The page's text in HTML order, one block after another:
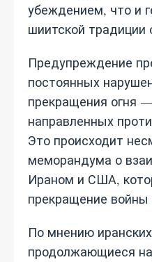
убеждением, что и
шиитской традиции
Предупреждение
постоянных
прекращения огня
направленных
Это происходит
меморандума о
Ираном и США,
прекращение войны
По мнению
продолжающиеся